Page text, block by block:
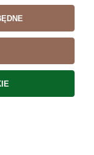
cm
netto:141,52 zł